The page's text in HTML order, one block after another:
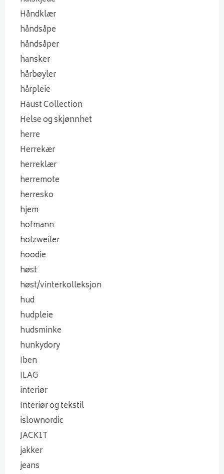
Håndklær
håndsåpe
håndsåper
hansker
hårbøyler
hårpleie
Haust Collection
Helse og skjønnhet
herre
Herrekær
herreklær
herremote
herresko
hjem
hofmann
holzweiler
hoodie
høst
høst/vinterkolleksjon
hud
hudpleie
hudsminke
hunkydory
Iben
ILAG
interiør
Interiør og tekstil
islownordic
JACK1T
jakker
jeans